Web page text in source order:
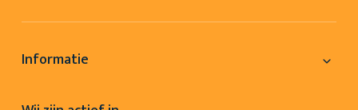
Informatie